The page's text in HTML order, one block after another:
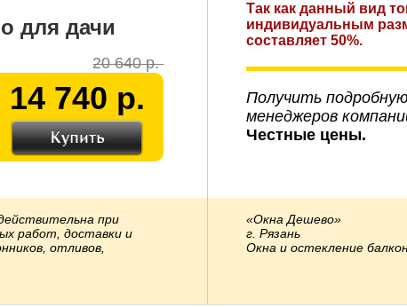
для дачи
20 640 р.
14 740 р.
Так как данный вид
индивидуальным
составляет 50%.
Получить
менеджеров
Честные цены.
при
работ, доставки и
отливов,
«Окна Дешево»
г. Рязань
Окна и остекление